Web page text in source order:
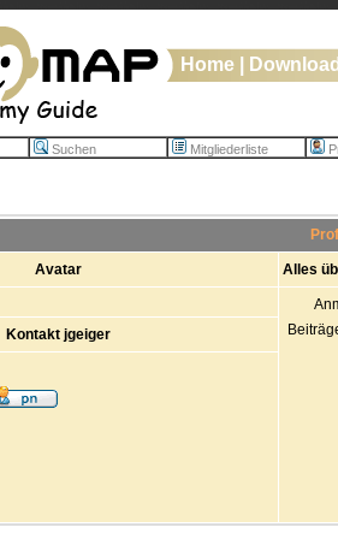
Home
Suchen Mitgliederliste
Avatar Alles
Kontakt jgeiger